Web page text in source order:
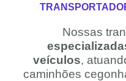
Nossas
veículos,
caminhões